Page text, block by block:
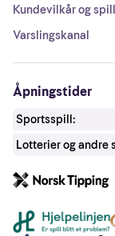
Kundevilkår og
Varslingskanal
Åpningstider
Sportsspill:
Lotterier og andre
Andre lenker